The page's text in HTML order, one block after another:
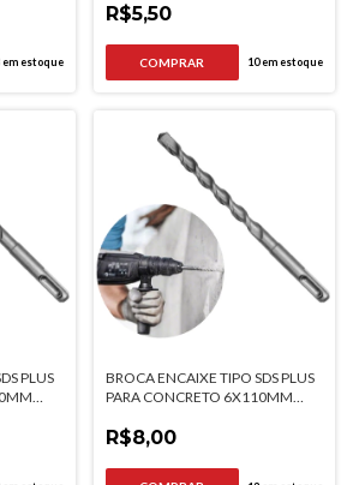
em estoque
R$5,50
10em estoque
PLUS
BROCA ENCAIXE TIPO SDS PLUS
PARA CONCRETO 6X110MM
R$8,00